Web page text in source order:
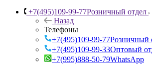
+7(495)109-99-77Розничный отдел
Назад
Телефоны
+7(495)109-99-77Розничный
+7(495)109-99-33Оптовый
+7(995)888-50-79WhatsApp